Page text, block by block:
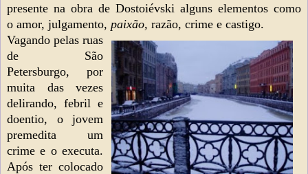
presente na obra de Dostoiévski alguns elementos como
o amor, julgamento, paixão, razão, crime e castigo.
Vagando pelas ruas
de São
Petersburgo, por
muita das vezes
delirando, febril e
doentio, o jovem
premedita um
crime e o executa.
Após ter colocado